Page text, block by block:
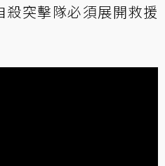
突擊隊必須展開救援